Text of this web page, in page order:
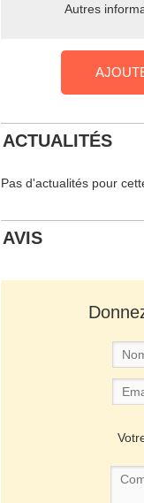
Autres
ACTUALITÉS
Pas d'actualités pour
AVIS